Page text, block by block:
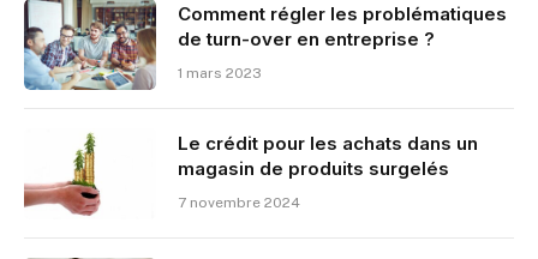
Comment régler les problématiques
de turn-over en entreprise ?
1 mars 2023
Le crédit pour les achats dans un
magasin de produits surgelés
7 novembre 2024